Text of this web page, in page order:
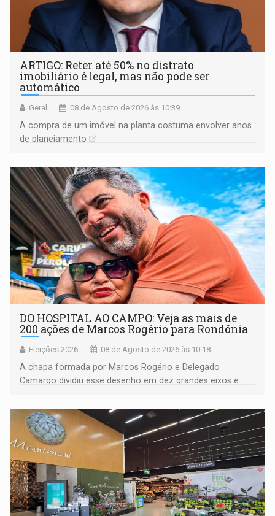
ARTIGO: Reter até 50% no distrato
imobiliário é legal, mas não pode ser
automático
Geral 08 de Agosto de 2026 às 10:39
A compra de um imóvel na planta costuma envolver anos
de planejamento
DO HOSPITAL AO CAMPO: Veja as mais de
200 ações de Marcos Rogério para Rondônia
Eleições 2026 08 de Agosto de 2026 às 10:18
A chapa formada por Marcos Rogério e Delegado
Camargo dividiu esse desenho em dez grandes eixos e